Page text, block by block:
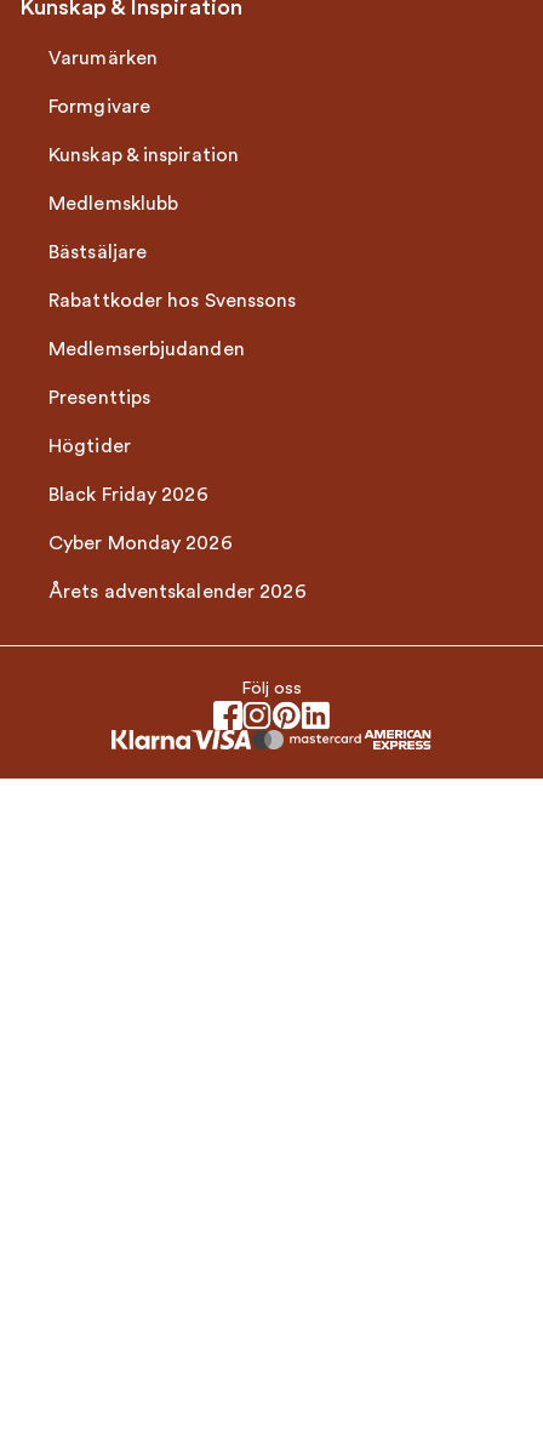
Kunskap & Inspiration
Varumärken
Formgivare
Kunskap & inspiration
Medlemsklubb
Bästsäljare
Rabattkoder hos Svenssons
Medlemserbjudanden
Presenttips
Högtider
Black Friday 2026
Cyber Monday 2026
Årets adventskalender 2026
Följ oss